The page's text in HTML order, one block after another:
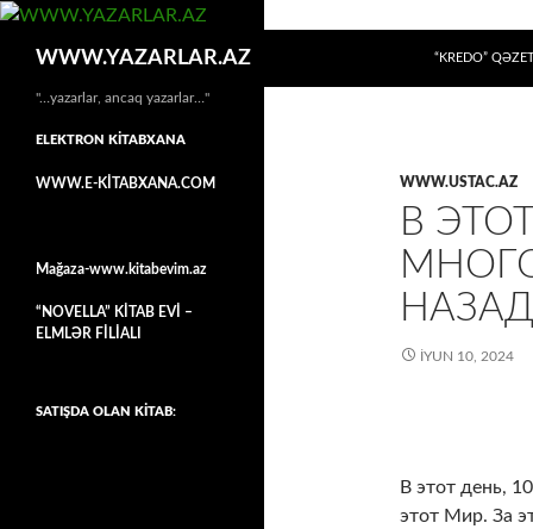
WWW.YAZARLAR.AZ
“KREDO”
WWW.USTAC.AZ
В
İYUN 10, 2024
В этот день,
этот Мир. За
"…yazarlar, ancaq yazarlar…"
ELEKTRON KİTABXANA
WWW.E-KİTABXANA.COM
Mağaza-www.kitabevim.az
“NOVELLA” KİTAB EVİ –
ELMLƏR FİLİALI
SATIŞDA OLAN KİTAB: